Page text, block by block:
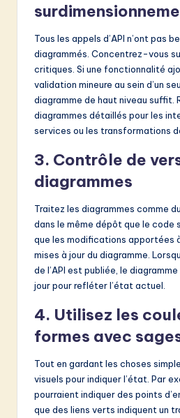
Tous les appels d’API n’ont pas
diagrammés. Concentrez-vous
critiques. Si une fonctionnalité
validation mineure au sein d’un
diagramme de haut niveau suffit.
diagrammes détaillés pour les
services ou les transformations
3. Contrôle de
diagrammes
Traitez les diagrammes comme
dans le même dépôt que le code
que les modifications apportées
mises à jour du diagramme.
de l’API est publiée, le
jour pour refléter l’état actuel.
4. Utilisez les
formes avec
Tout en gardant les choses
visuels pour indiquer l’état. Par
pourraient indiquer des points
que des liens verts indiquent un